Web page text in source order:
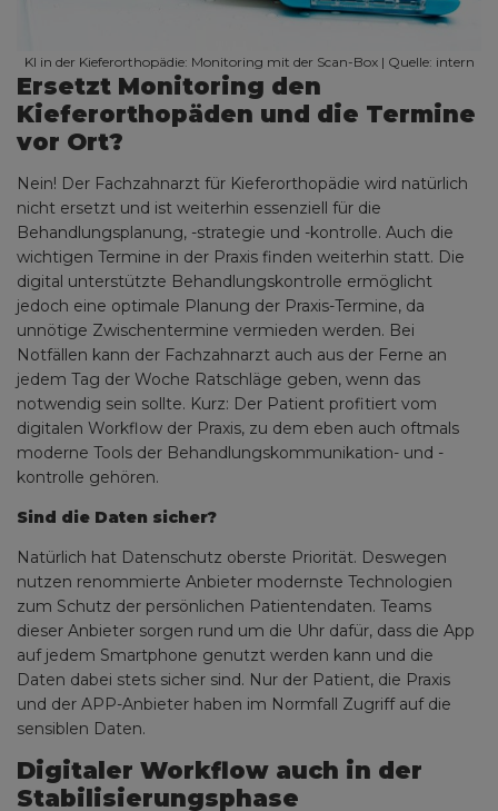
KI in der Kieferorthopädie: Monitoring mit der Scan-Box | Quelle: intern
Ersetzt Monitoring den
Kieferorthopäden und die Termine
vor Ort?
Nein! Der Fachzahnarzt für Kieferorthopädie wird natürlich
nicht ersetzt und ist weiterhin essenziell für die
Behandlungsplanung, -strategie und -kontrolle. Auch die
wichtigen Termine in der Praxis finden weiterhin statt. Die
digital unterstützte Behandlungskontrolle ermöglicht
jedoch eine optimale Planung der Praxis-Termine, da
unnötige Zwischentermine vermieden werden. Bei
Notfällen kann der Fachzahnarzt auch aus der Ferne an
jedem Tag der Woche Ratschläge geben, wenn das
notwendig sein sollte. Kurz: Der Patient profitiert vom
digitalen Workflow der Praxis, zu dem eben auch oftmals
moderne Tools der Behandlungskommunikation- und -
kontrolle gehören.
Sind die Daten sicher?
Natürlich hat Datenschutz oberste Priorität. Deswegen
nutzen renommierte Anbieter modernste Technologien
zum Schutz der persönlichen Patientendaten. Teams
dieser Anbieter sorgen rund um die Uhr dafür, dass die App
auf jedem Smartphone genutzt werden kann und die
Daten dabei stets sicher sind. Nur der Patient, die Praxis
und der APP-Anbieter haben im Normfall Zugriff auf die
sensiblen Daten.
Digitaler Workflow auch in der
Stabilisierungsphase